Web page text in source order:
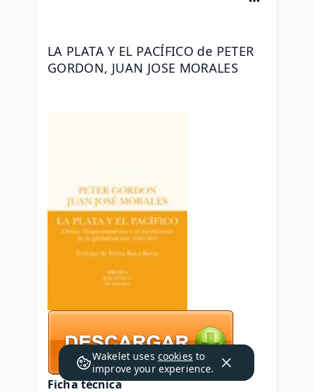
LA PLATA Y EL PACÍFICO de PETER
GORDON, JUAN JOSE MORALES
Ficha técnica
Wakelet uses cookies to
improve your experience.